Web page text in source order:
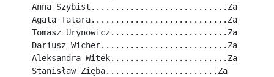
Anna Szybist............................Za
Agata Tatara............................Za
Tomasz Urynowicz........................Za
Dariusz Wicher..........................Za
Aleksandra Witek........................Za
Stanisław Zięba.......................Za